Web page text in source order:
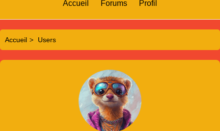
Accueil Forums Profil
Accueil > Users